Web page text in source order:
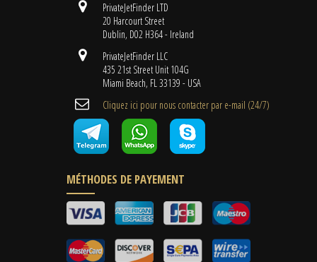
PrivateJetFinder LTD
20 Harcourt Street
Dublin, D02 H364 - Ireland
PrivateJetFinder LLC
435 21st Street Unit 104G
Miami Beach, FL 33139 - USA
Cliquez ici pour nous contacter par e-mail (24/7)
MÉTHODES DE PAYEMENT